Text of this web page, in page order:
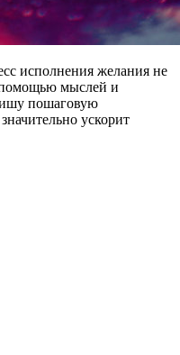
исполнения желания не
мыслей и
пошаговую
ускорит